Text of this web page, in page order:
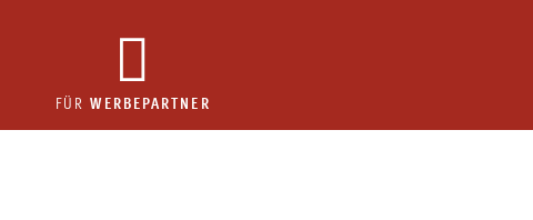
FÜR WERBEPARTNER